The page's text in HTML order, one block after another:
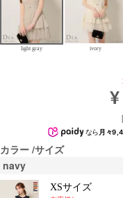
light gray ivory
¥
[
なら 月々
カラー サイズ
navy
XSサイズ